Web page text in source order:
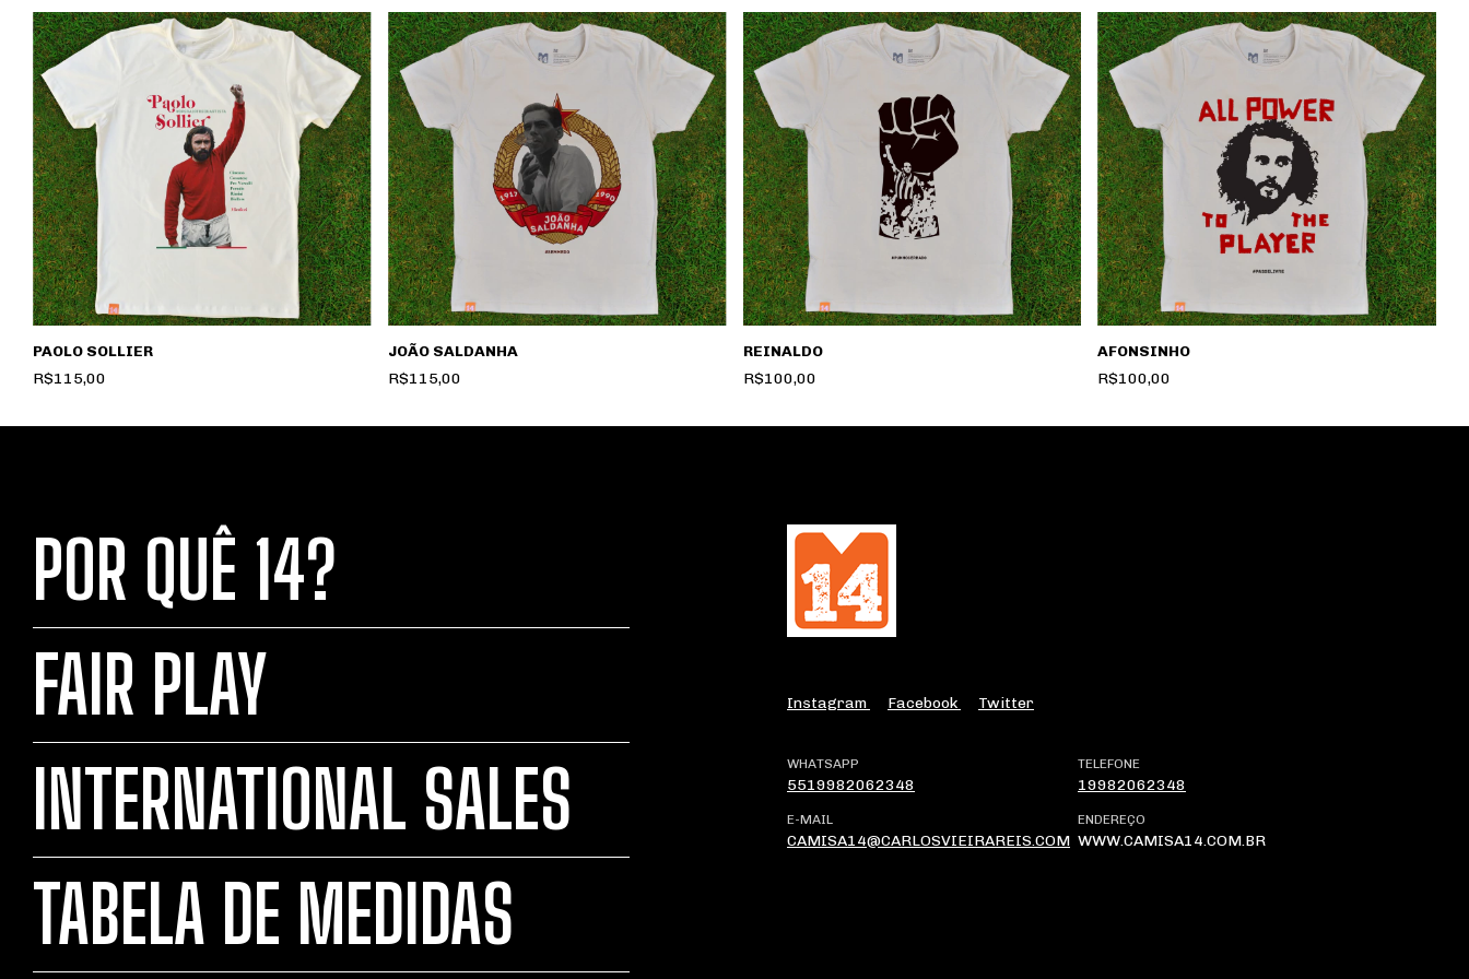
PAOLO SOLLIER
R$115,00
JOÃO SALDANHA
R$115,00
REINALDO
R$100,00
AFONSINHO
R$100,00
POR QUÊ 14?
FAIR PLAY
INTERNATIONAL SALES
TABELA DE MEDIDAS
Instagram Facebook Twitter
WHATSAPP
5519982062348
TELEFONE
19982062348
E-MAIL
CAMISA14@CARLOSVIEIRAREIS.COM
ENDEREÇO
WWW.CAMISA14.COM.BR